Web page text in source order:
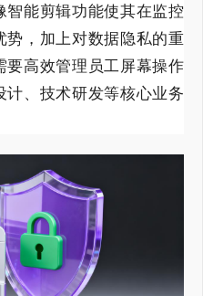
能剪辑功能使其在监控
，加上对数据隐私的重
高效管理员工屏幕操作
、技术研发等核心业务